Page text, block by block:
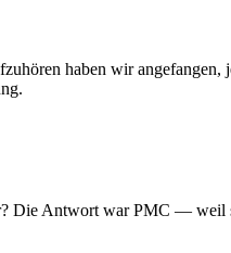
haben wir
Die Antwort war PMC — weil